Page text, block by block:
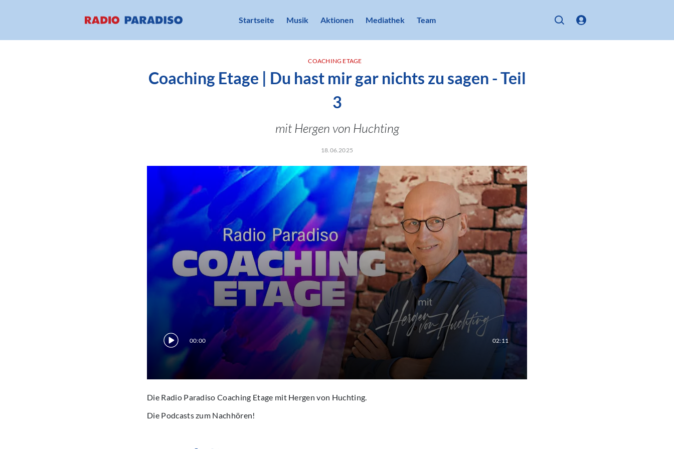
Startseite Musik Aktionen Mediathek Team
00:00 02:11
COACHING ETAGE
Coaching Etage | Du hast mir gar nichts zu sagen - Teil
3
mit Hergen von Huchting
18.06.2025
Die Radio Paradiso Coaching Etage mit Hergen von Huchting.
Die Podcasts zum Nachhören!